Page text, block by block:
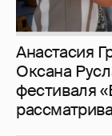
Анастасия
Оксана
фестиваля